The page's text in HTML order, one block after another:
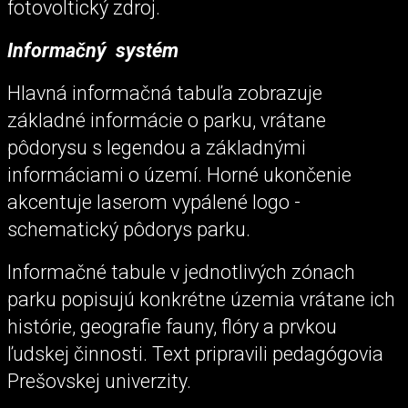
fotovoltický zdroj.
Informačný systém
Hlavná informačná tabuľa zobrazuje
základné informácie o parku, vrátane
pôdorysu s legendou a základnými
informáciami o území. Horné ukončenie
akcentuje laserom vypálené logo -
schematický pôdorys parku.
Informačné tabule v jednotlivých zónach
parku popisujú konkrétne územia vrátane ich
histórie, geografie fauny, flóry a prvkou
ľudskej činnosti. Text pripravili pedagógovia
Prešovskej univerzity.